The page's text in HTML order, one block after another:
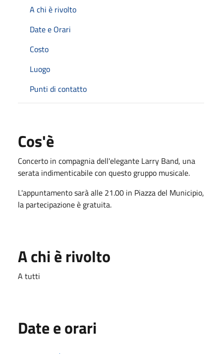
A chi è rivolto
Date e Orari
Costo
Luogo
Punti di contatto
Cos'è
Concerto in compagnia dell'elegante Larry Band, una
serata indimenticabile con questo gruppo musicale.
L'appuntamento sarà alle 21.00 in Piazza del Municipio,
la partecipazione è gratuita.
A chi è rivolto
A tutti
Date e orari